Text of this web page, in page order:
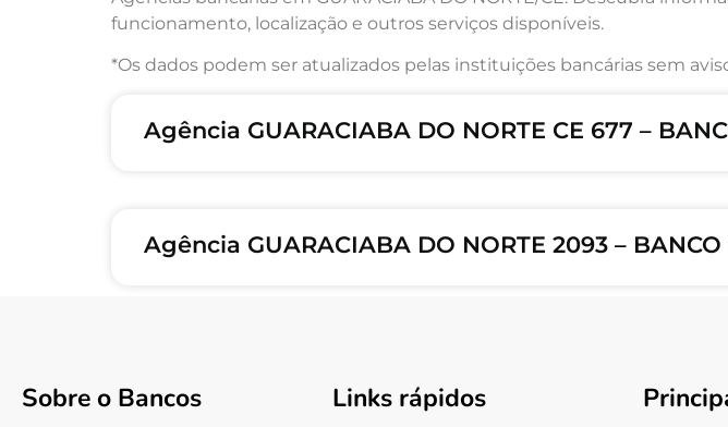
funcionamento, localização e outros serviços disponíveis.
*Os dados podem ser atualizados pelas instituições bancárias sem
Agência GUARACIABA DO NORTE CE 677 –
Agência GUARACIABA DO NORTE 2093 – BANCO
Sobre o Bancos Links rápidos